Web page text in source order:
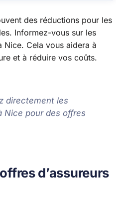
des réductions pour les
Informez-vous sur les
Cela vous aidera à
et à réduire vos coûts.
directement les
Nice pour des offres
d’assureurs